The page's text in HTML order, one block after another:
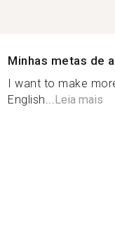
Minhas metas de
I want to make
English... Leia mais